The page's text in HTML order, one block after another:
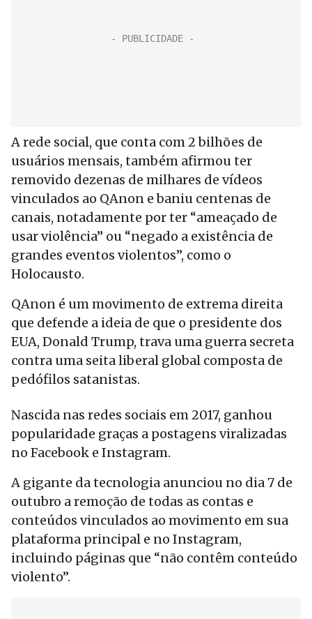
A rede social, que conta com 2 bilhões de
usuários mensais, também afirmou ter
removido dezenas de milhares de vídeos
vinculados ao QAnon e baniu centenas de
canais, notadamente por ter “ameaçado de
usar violência” ou “negado a existência de
grandes eventos violentos”, como o
Holocausto.
QAnon é um movimento de extrema direita
que defende a ideia de que o presidente dos
EUA, Donald Trump, trava uma guerra secreta
contra uma seita liberal global composta de
pedófilos satanistas.
Nascida nas redes sociais em 2017, ganhou
popularidade graças a postagens viralizadas
no Facebook e Instagram.
A gigante da tecnologia anunciou no dia 7 de
outubro a remoção de todas as contas e
conteúdos vinculados ao movimento em sua
plataforma principal e no Instagram,
incluindo páginas que “não contêm conteúdo
violento”.